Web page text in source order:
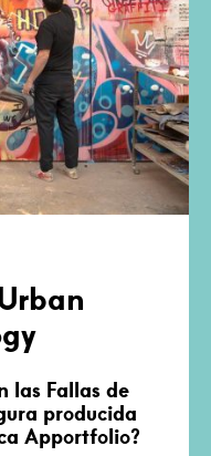
las Fallas de
producida
Apportfolio?